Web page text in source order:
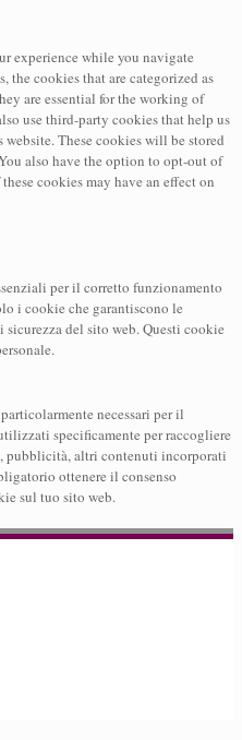
experience while you navigate
the cookies that are categorized as
are essential for the working of
use third-party cookies that help us
These cookies will be stored
also have the option to opt-out of
cookies may have an effect on
per il corretto funzionamento
i cookie che garantiscono le
del sito web. Questi cookie
necessari per il
specificamente per raccogliere
pubblicità, altri contenuti incorporati
ottenere il consenso
sul tuo sito web.